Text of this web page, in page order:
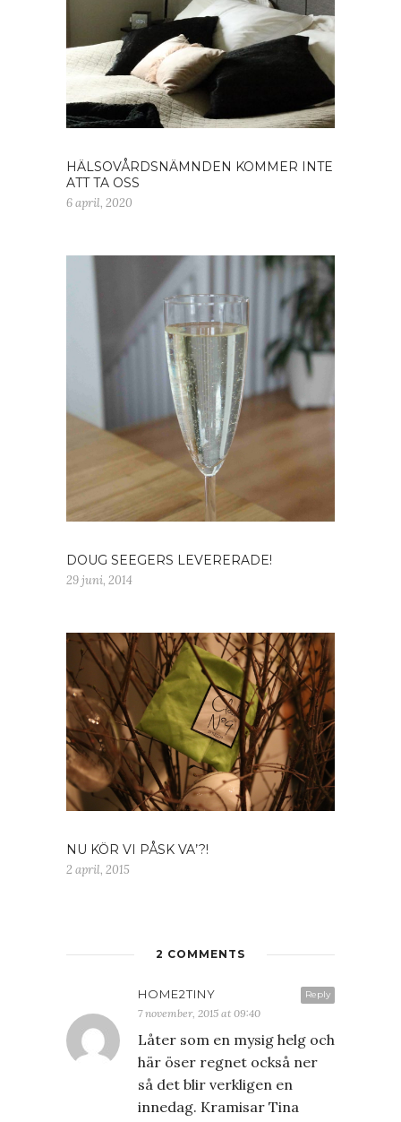
HÄLSOVÅRDSNÄMNDEN KOMMER INTE
ATT TA OSS
6 april, 2020
DOUG SEEGERS LEVERERADE!
29 juni, 2014
NU KÖR VI PÅSK VA’?!
2 april, 2015
2 COMMENTS
Reply
HOME2TINY
7 november, 2015 at 09:40
Låter som en mysig helg och
här öser regnet också ner
så det blir verkligen en
innedag. Kramisar Tina